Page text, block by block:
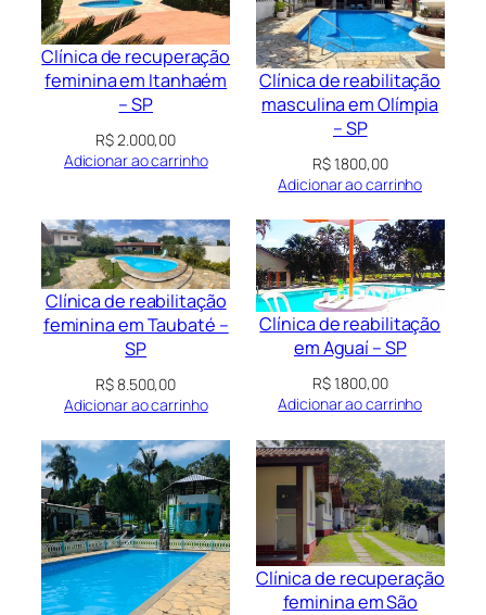
Clínica de recuperação
feminina em Itanhaém
– SP
R$2.000,00
Adicionar ao carrinho
Clínica de reabilitação
masculina em Olímpia
– SP
R$1.800,00
Adicionar ao carrinho
Clínica de reabilitação
feminina em Taubaté –
SP
R$8.500,00
Adicionar ao carrinho
Clínica de reabilitação
em Aguaí – SP
R$1.800,00
Adicionar ao carrinho
Clínica de recuperação
feminina em São